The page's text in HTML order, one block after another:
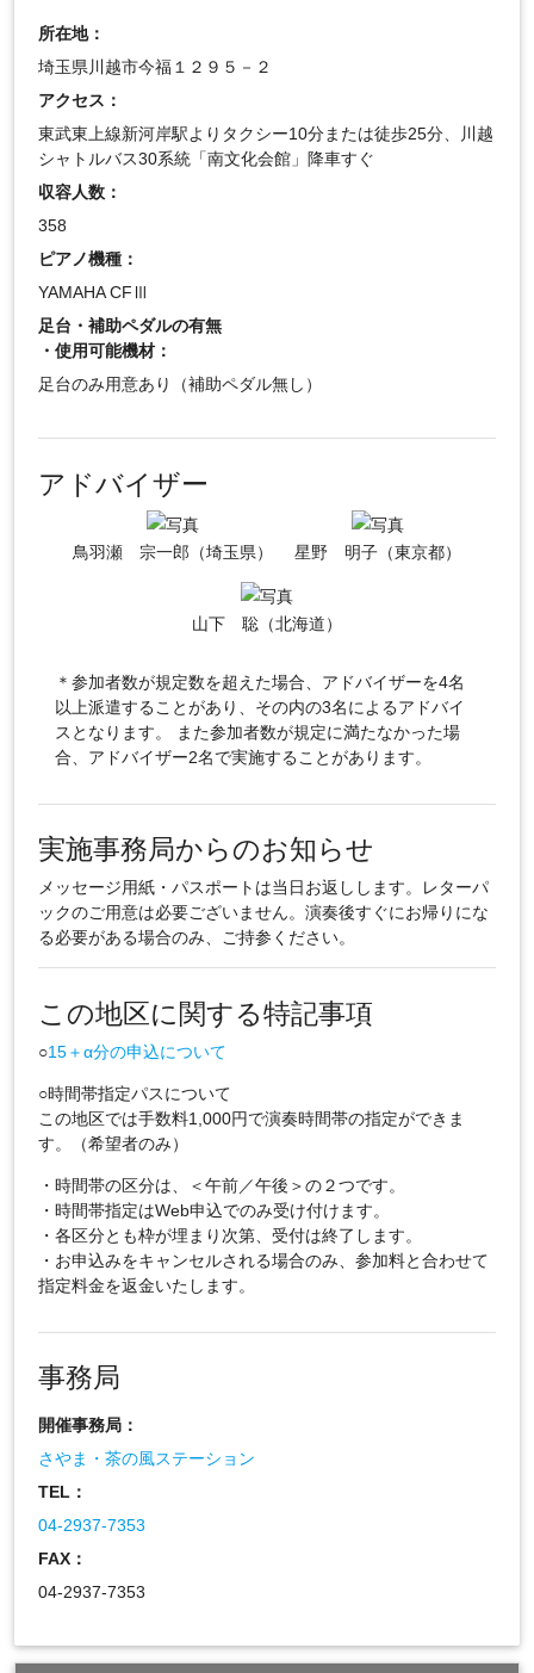
所在地：
埼玉県川越市今福１２９５－２
アクセス：
東武東上線新河岸駅よりタクシー10分または徒歩25分、川越
シャトルバス30系統「南文化会館」降車すぐ
収容人数：
358
ピアノ機種：
YAMAHA CFⅢ
足台・補助ペダルの有無
・使用可能機材：
足台のみ用意あり（補助ペダル無し）
アドバイザー
鳥羽瀬 宗一郎（埼玉県） 星野 明子（東京都）
山下 聡（北海道）
＊参加者数が規定数を超えた場合、アドバイザーを4名
以上派遣することがあり、その内の3名によるアドバイ
スとなります。 また参加者数が規定に満たなかった場
合、アドバイザー2名で実施することがあります。
実施事務局からのお知らせ
メッセージ用紙・パスポートは当日お返しします。レターパ
ックのご用意は必要ございません。演奏後すぐにお帰りにな
る必要がある場合のみ、ご持参ください。
この地区に関する特記事項
○15＋α分の申込について
○時間帯指定パスについて
この地区では手数料1,000円で演奏時間帯の指定ができま
す。（希望者のみ）
・時間帯の区分は、＜午前／午後＞の２つです。
・時間帯指定はWeb申込でのみ受け付けます。
・各区分とも枠が埋まり次第、受付は終了します。
・お申込みをキャンセルされる場合のみ、参加料と合わせて
指定料金を返金いたします。
事務局
開催事務局：
さやま・茶の風ステーション
TEL：
04-2937-7353
FAX：
04-2937-7353